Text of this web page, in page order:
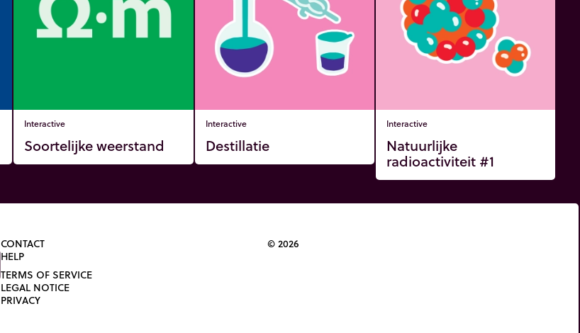
Interactive
Soortelijke weerstand
Interactive
Destillatie
Interactive
Natuurlijke
radioactiviteit #1
CONTACT
HELP
TERMS OF SERVICE
LEGAL NOTICE
PRIVACY
© 2026